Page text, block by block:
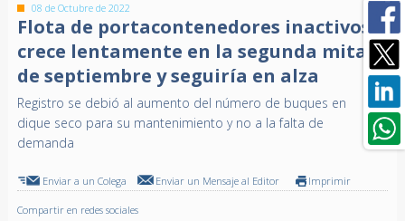
08 de Octubre de 2022
Flota de portacontenedores inactivos
crece lentamente en la segunda mitad
de septiembre y seguiría en alza
Registro se debió al aumento del número de buques en
dique seco para su mantenimiento y no a la falta de
demanda
Enviar a un Colega Enviar un Mensaje al Editor Imprimir
Compartir en redes sociales